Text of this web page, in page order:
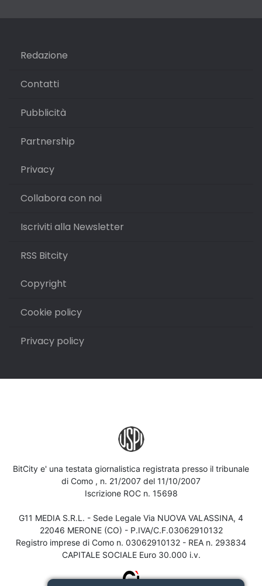
Redazione
Contatti
Pubblicità
Partnership
Privacy
Collabora con noi
Iscriviti alla Newsletter
RSS Bitcity
Copyright
Cookie policy
Privacy policy
BitCity e' una testata giornalistica registrata presso il tribunale
di Como , n. 21/2007 del 11/10/2007
Iscrizione ROC n. 15698
G11 MEDIA S.R.L. - Sede Legale Via NUOVA VALASSINA, 4
22046 MERONE (CO) - P.IVA/C.F.03062910132
Registro imprese di Como n. 03062910132 - REA n. 293834
CAPITALE SOCIALE Euro 30.000 i.v.